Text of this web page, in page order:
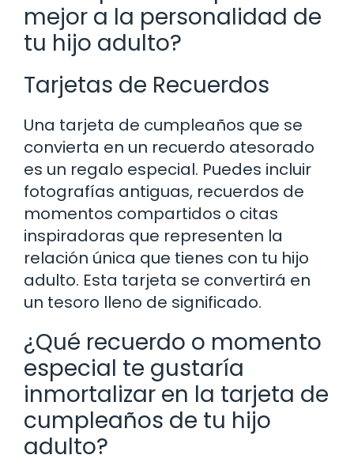
mejor a la personalidad de
tu hijo adulto?
Tarjetas de Recuerdos
Una tarjeta de cumpleaños que se
convierta en un recuerdo atesorado
es un regalo especial. Puedes incluir
fotografías antiguas, recuerdos de
momentos compartidos o citas
inspiradoras que representen la
relación única que tienes con tu hijo
adulto. Esta tarjeta se convertirá en
un tesoro lleno de significado.
¿Qué recuerdo o momento
especial te gustaría
inmortalizar en la tarjeta de
cumpleaños de tu hijo
adulto?